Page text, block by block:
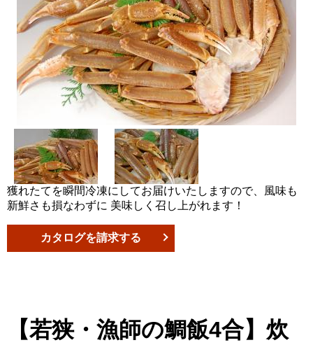
獲れたてを瞬間冷凍にしてお届けいたしますので、風味も
新鮮さも損なわずに 美味しく召し上がれます！
カタログを請求する
【若狭・漁師の鯛飯4合】炊